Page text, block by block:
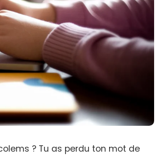
? Tu as perdu ton mot de